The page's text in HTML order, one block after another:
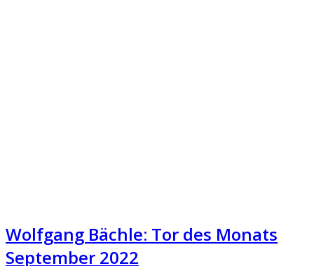
Wolfgang Bächle: Tor des Monats
September 2022